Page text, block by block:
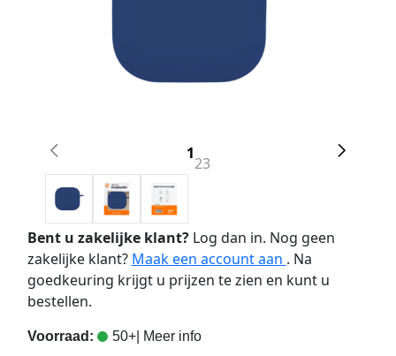
1
23
Bent u zakelijke klant?Log dan in. Nog geen
zakelijke klant? Maak een account aan . Na
goedkeuring krijgt u prijzen te zien en kunt u
bestellen.
Voorraad: 50+| Meer info